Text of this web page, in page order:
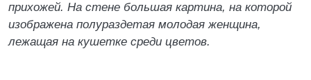
прихожей. На стене большая картина, на которой
изображена полураздетая молодая женщина,
лежащая на кушетке среди цветов.